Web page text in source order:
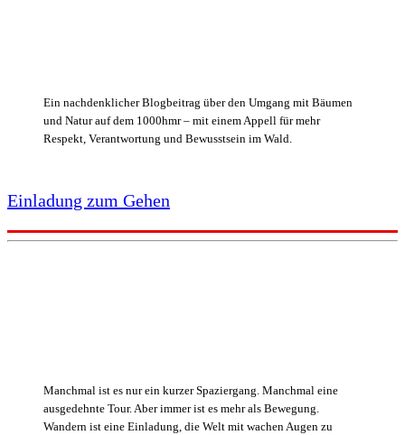
Ein nachdenklicher Blogbeitrag über den Umgang mit Bäumen
und Natur auf dem 1000hmr – mit einem Appell für mehr
Respekt, Verantwortung und Bewusstsein im Wald.
Manchmal ist es nur ein kurzer Spaziergang. Manchmal eine
ausgedehnte Tour. Aber immer ist es mehr als Bewegung.
Wandern ist eine Einladung, die Welt mit wachen Augen zu
Einladung zum Gehen